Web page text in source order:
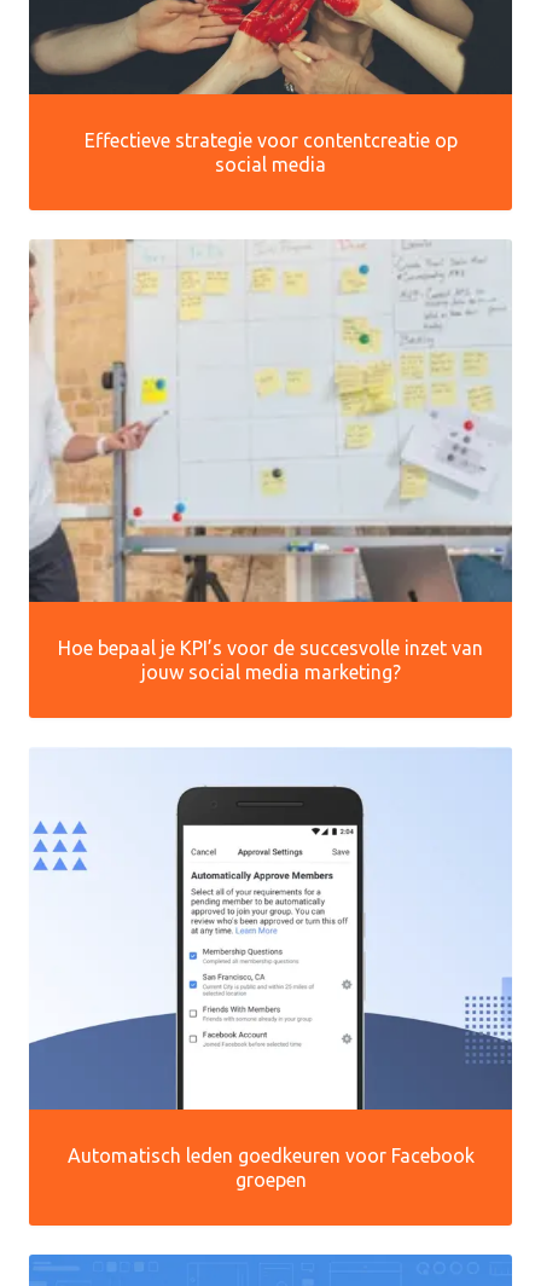
Effectieve strategie voor contentcreatie op
social media
Hoe bepaal je KPI’s voor de succesvolle inzet van
jouw social media marketing?
Automatisch leden goedkeuren voor Facebook
groepen